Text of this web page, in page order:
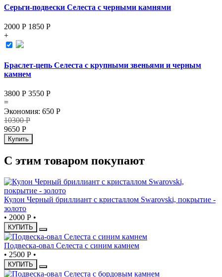
Серьги-подвески Селеста с черными камнями
2000 Р 1850 Р
+
Браслет-цепь Селеста с крупными звеньями и черным
камнем
3800 Р 3550 Р
=
Экономия: 650 Р
10300Р
9650 Р
Купить
С этим товаром покупают
Кулон Черный бриллиант с кристаллом Swarovski, покрытие -
золото
• 2000 Р •
КУПИТЬ
Подвеска-овал Селеста с синим камнем
• 2500 Р •
КУПИТЬ